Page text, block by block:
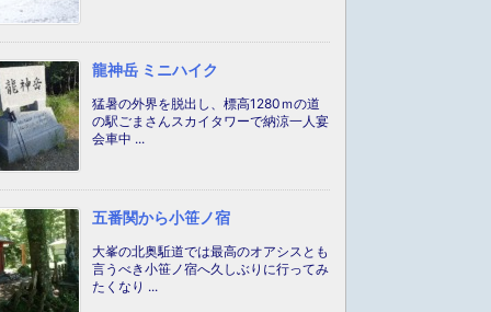
龍神岳 ミニハイク
猛暑の外界を脱出し、標高1280ｍの道
の駅ごまさんスカイタワーで納涼一人宴
会車中 ...
五番関から小笹ノ宿
大峯の北奥駈道では最高のオアシスとも
言うべき小笹ノ宿へ久しぶりに行ってみ
たくなり ...